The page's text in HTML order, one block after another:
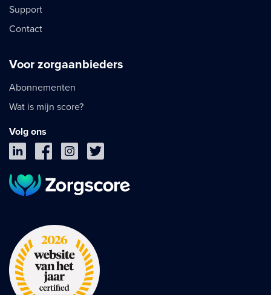
Support
Contact
Voor zorgaanbieders
Abonnementen
Wat is mijn score?
Volg ons